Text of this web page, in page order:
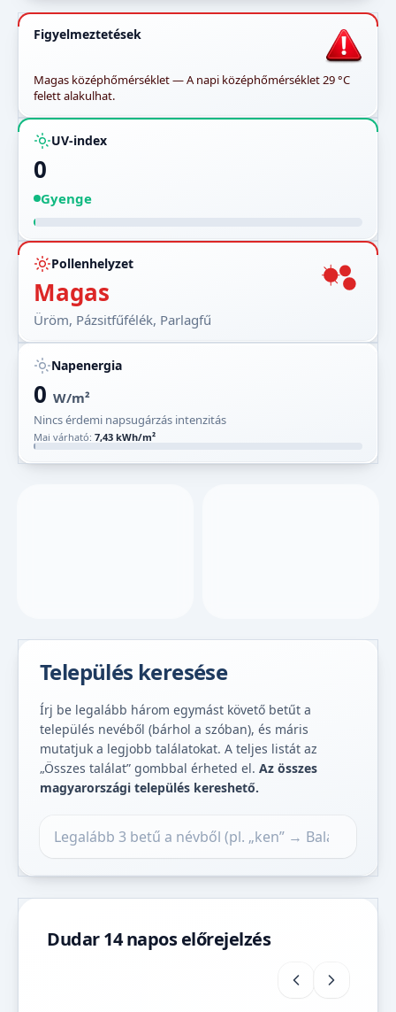
Figyelmeztetések
Magas középhőmérséklet — A napi középhőmérséklet 29 °C
felett alakulhat.
UV-index
0
Gyenge
Pollenhelyzet
Magas
Üröm, Pázsitfűfélék, Parlagfű
Napenergia
0 W/m²
Nincs érdemi napsugárzás intenzitás
Mai várható: 7,43 kWh/m²
Település keresése
Írj be legalább három egymást követő betűt a
település nevéből (bárhol a szóban), és máris
mutatjuk a legjobb találatokat. A teljes listát az
„Összes találat” gombbal érheted el. Az összes
magyarországi település kereshető.
Dudar 14 napos előrejelzés